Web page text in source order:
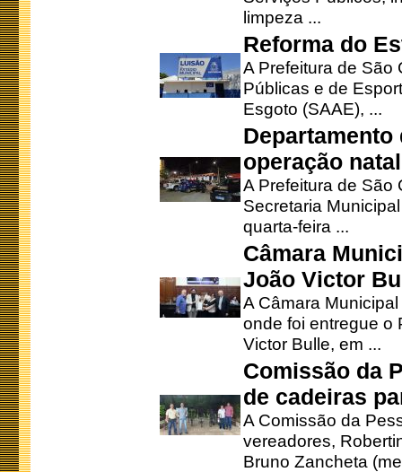
limpeza ...
Reforma do
A Prefeitura de São
Públicas e de
Esgoto (SAAE), ...
operação
A Prefeitura de São
Secretaria
quarta-feira ...
Câmara
João Victor
A Câmara
onde foi entregue o
Victor Bulle, em ...
Comissão da
de cadeiras
A Comissão da
vereadores,
Bruno Zancheta